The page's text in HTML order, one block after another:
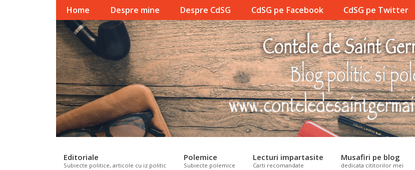
Home Despre mine Despre CdSG CdSG pe Facebook CdSG pe Twitter
Editoriale
Subiecte politice, articole cu iz politic
Polemice
Subiecte polemice
Lecturi impartasite
Carti recomandate
Musafiri pe blog
dedicata cititorilor mei